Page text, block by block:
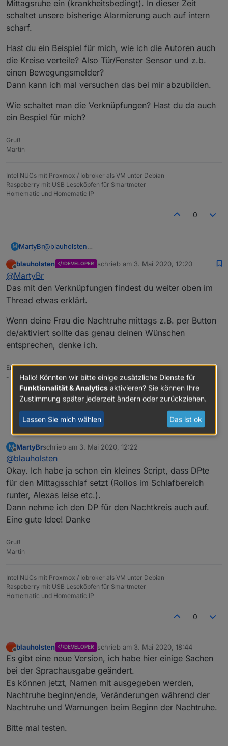
Mittagsruhe ein (krankheitsbedingt). In dieser Zeit
schaltet unsere bisherige Alarmierung auch auf intern
scharf.
Hast du ein Beispiel für mich, wie ich die Autoren auch
die Kreise verteile? Also Tür/Fenster Sensor und z.b.
einen Bewegungsmelder?
Dann kann ich mal versuchen das bei mir abzubilden.
Wie schaltet man die Verknüpfungen? Hast du da auch
ein Bespiel für mich?
Gruß
Martin
Intel NUCs mit Proxmox / Iobroker als VM unter Debian
Raspeberry mit USB Leseköpfen für Smartmeter
Homematic und Homematic IP
0
M MartyBr@blauholsten
Meine Frau legt Mittags auch bis zu 3 Stunden
schaltet unsere bisherige Alarmierung auch auf intern
Hast du ein Beispiel für mich, wie ich die Autoren
z.b. einen Bewegungsmelder?
Dann kann ich mal versuchen das bei mir abzubilden.
Wie schaltet man die Verknüpfungen? Hast du da
auch ein Bespiel für mich?
Offline
blauholsten DEVELOPER schrieb am 3. Mai 2020, 12:20
zuletzt editiert von
@MartyBr
Das mit den Verknüpfungen findest du weiter oben im
Thread etwas erklärt.
Wenn deine Frau die Nachtruhe mittags z.B. per Button
de/aktiviert sollte das genau deinen Wünschen
entsprechen, denke ich.
Entwickler vom: - Viessman Adapter
- Alarm Adapter
0
blauholsten@MartyBr
Das mit den Verknüpfungen findest du weiter
oben im Thread etwas erklärt.
Wenn deine Frau die Nachtruhe mittags z.B. per
Button de/aktiviert sollte das genau deinen
Wünschen entsprechen, denke ich.
M
Offline
MartyBrschrieb am 3. Mai 2020, 12:22
zuletzt editiert von
@blauholsten
Okay. Ich habe ja schon ein kleines Script, dass DPte
für den Mittagsschlaf setzt (Rollos im Schlafbereich
runter, Alexas leise etc.).
Dann nehme ich den DP für den Nachtkreis auch auf.
Eine gute Idee! Danke
Gruß
Martin
Intel NUCs mit Proxmox / Iobroker als VM unter Debian
Raspeberry mit USB Leseköpfen für Smartmeter
Homematic und Homematic IP
0
Offline
blauholsten DEVELOPER schrieb am 3. Mai 2020, 18:44
zuletzt editiert von
Es gibt eine neue Version, ich habe hier einige Sachen
bei der Sprachausgabe geändert.
Es können jetzt, Namen mit ausgegeben werden,
Nachtruhe beginn/ende, Veränderungen während der
Nachtruhe und Warnungen beim Beginn der Nachtruhe.
Bitte mal testen.
Hallo! Könnten wir bitte einige zusätzliche Dienste für
Funktionalität & Analytics aktivieren? Sie können Ihre
Zustimmung später jederzeit ändern oder zurückziehen.
Lassen Sie mich wählen Das ist ok